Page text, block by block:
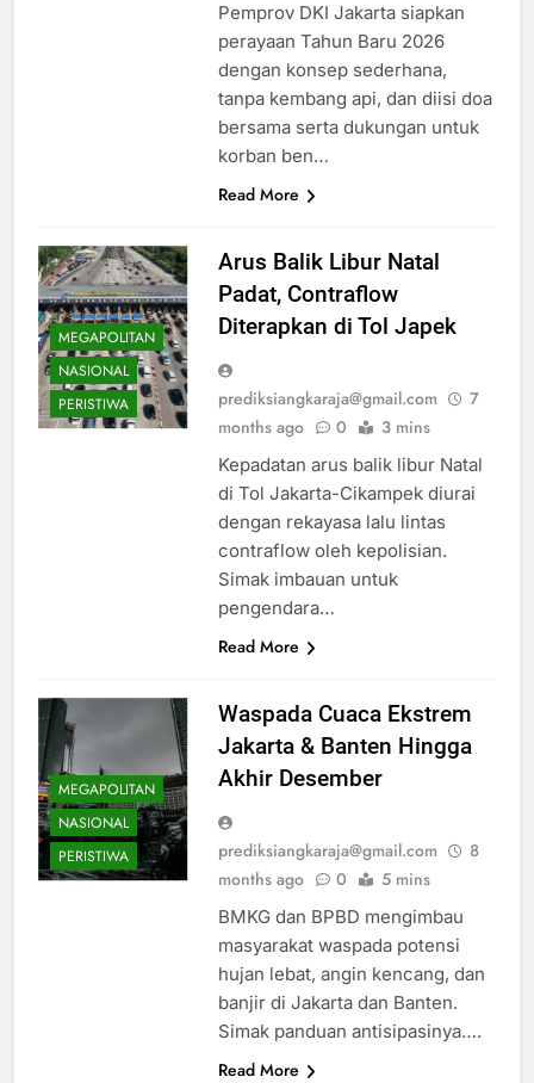
Pemprov DKI Jakarta siapkan
perayaan Tahun Baru 2026
dengan konsep sederhana,
tanpa kembang api, dan diisi doa
bersama serta dukungan untuk
korban ben…
Read More
MEGAPOLITAN
NASIONAL
PERISTIWA
Arus Balik Libur Natal
Padat, Contraflow
Diterapkan di Tol Japek
prediksiangkaraja@gmail.com
7
months ago
0 3 mins
Kepadatan arus balik libur Natal
di Tol Jakarta-Cikampek diurai
dengan rekayasa lalu lintas
contraflow oleh kepolisian.
Simak imbauan untuk
pengendara…
Read More
MEGAPOLITAN
NASIONAL
PERISTIWA
Waspada Cuaca Ekstrem
Jakarta & Banten Hingga
Akhir Desember
prediksiangkaraja@gmail.com
8
months ago
0 5 mins
BMKG dan BPBD mengimbau
masyarakat waspada potensi
hujan lebat, angin kencang, dan
banjir di Jakarta dan Banten.
Simak panduan antisipasinya….
Read More